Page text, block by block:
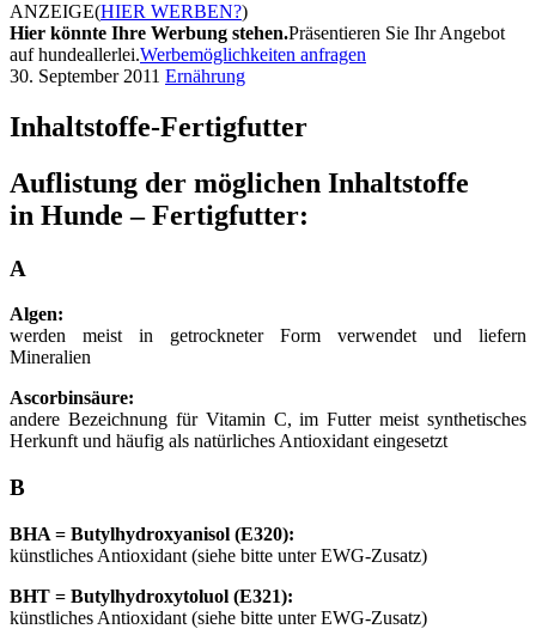
ANZEIGE(HIER WERBEN?)
Hier könnte Ihre Werbung stehen.Präsentieren Sie Ihr Angebot
auf hundeallerlei.Werbemöglichkeiten anfragen
30. September 2011 Ernährung
Inhaltstoffe-Fertigfutter
Auflistung der möglichen Inhaltstoffe
in Hunde – Fertigfutter:
A
Algen:
werden meist in getrockneter Form verwendet und liefern
Mineralien
Ascorbinsäure:
andere Bezeichnung für Vitamin C, im Futter meist synthetisches
Herkunft und häufig als natürliches Antioxidant eingesetzt
B
BHA = Butylhydroxyanisol (E320):
künstliches Antioxidant (siehe bitte unter EWG-Zusatz)
BHT = Butylhydroxytoluol (E321):
künstliches Antioxidant (siehe bitte unter EWG-Zusatz)